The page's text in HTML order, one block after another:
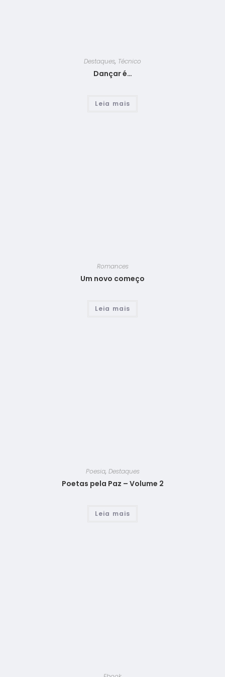
Destaques, Técnico
Dançar é…
Leia mais
Romances
Um novo começo
Leia mais
Poesia, Destaques
Poetas pela Paz – Volume 2
Leia mais